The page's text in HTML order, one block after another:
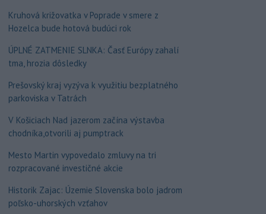
Kruhová križovatka v Poprade v smere z
Hozelca bude hotová budúci rok
ÚPLNÉ ZATMENIE SLNKA: Časť Európy zahalí
tma, hrozia dôsledky
Prešovský kraj vyzýva k využitiu bezplatného
parkoviska v Tatrách
V Košiciach Nad jazerom začína výstavba
chodníka,otvorili aj pumptrack
Mesto Martin vypovedalo zmluvy na tri
rozpracované investičné akcie
Historik Zajac: Územie Slovenska bolo jadrom
poľsko-uhorských vzťahov